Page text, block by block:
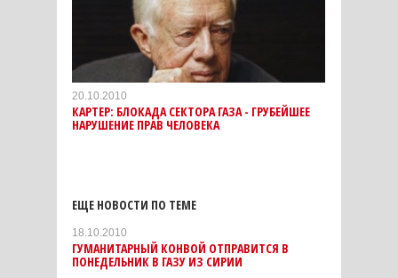
20.10.2010
КАРТЕР: БЛОКАДА СЕКТОРА ГАЗА - ГРУБЕЙШЕЕ
НАРУШЕНИЕ ПРАВ ЧЕЛОВЕКА
ЕЩЕ НОВОСТИ ПО ТЕМЕ
18.10.2010
ГУМАНИТАРНЫЙ КОНВОЙ ОТПРАВИТСЯ В
ПОНЕДЕЛЬНИК В ГАЗУ ИЗ СИРИИ